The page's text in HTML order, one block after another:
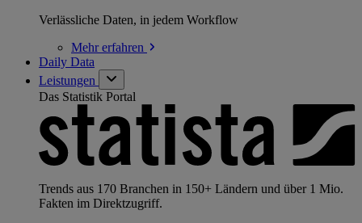
Verlässliche Daten, in jedem Workflow
Mehrerfahren
Daily Data
Leistungen
Das Statistik Portal
Trends aus 170 Branchen in 150+ Ländern und über 1 Mio.
Fakten im Direktzugriff.